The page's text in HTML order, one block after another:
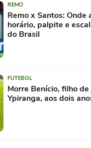
REMO
Remo x Santos: Onde
horário, palpite e
do Brasil
FUTEBOL
Morre Benício, filho
Ypiranga, aos dois